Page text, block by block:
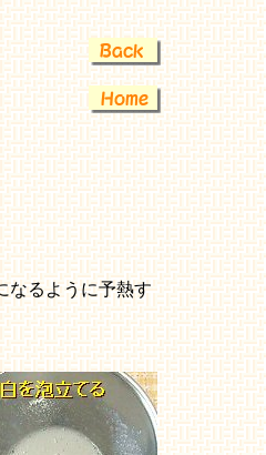
なるように予熱す